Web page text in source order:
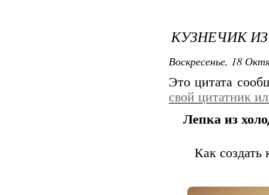
КУЗНЕЧИК
Воскресенье, 18
Это цитата
свой цитатник
Лепка из
Как создать